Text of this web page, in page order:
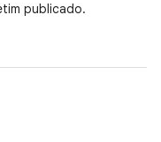
publicado.